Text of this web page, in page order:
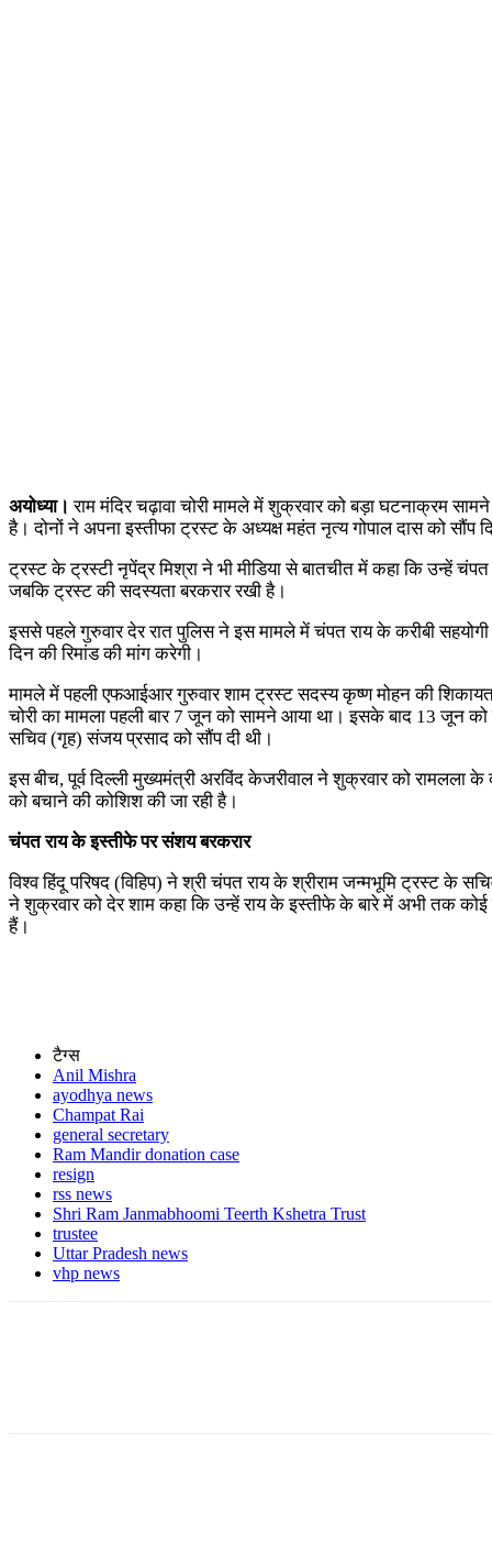
अयोध्या। राम मंदिर चढ़ावा चोरी मामले में शुक्रवार को बड़ा घटनाक्रम
है। दोनों ने अपना इस्तीफा ट्रस्ट के अध्यक्ष महंत नृत्य गोपाल दास को सौंप
ट्रस्ट के ट्रस्टी नृपेंद्र मिश्रा ने भी मीडिया से बातचीत में कहा कि उन्हें
जबकि ट्रस्ट की सदस्यता बरकरार रखी है।
इससे पहले गुरुवार देर रात पुलिस ने इस मामले में चंपत राय के करीबी
दिन की रिमांड की मांग करेगी।
मामले में पहली एफआईआर गुरुवार शाम ट्रस्ट सदस्य कृष्ण मोहन की शिकायत
चोरी का मामला पहली बार 7 जून को सामने आया था। इसके बाद 13 जून
सचिव (गृह) संजय प्रसाद को सौंप दी थी।
इस बीच, पूर्व दिल्ली मुख्यमंत्री अरविंद केजरीवाल ने शुक्रवार को रामलला
को बचाने की कोशिश की जा रही है।
चंपत राय के इस्तीफे पर संशय बरकरार
विश्व हिंदू परिषद (विहिप) ने श्री चंपत राय के श्रीराम जन्मभूमि ट्रस्ट के
ने शुक्रवार को देर शाम कहा कि उन्हें राय के इस्तीफे के बारे में अभी तक कोई
हैं।
टैग्स
Anil Mishra
ayodhya news
Champat Rai
general secretary
Ram Mandir donation case
resign
rss news
Shri Ram Janmabhoomi Teerth Kshetra Trust
trustee
Uttar Pradesh news
vhp news